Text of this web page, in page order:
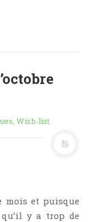
, Wish-list
mois et puisque
y a trop de